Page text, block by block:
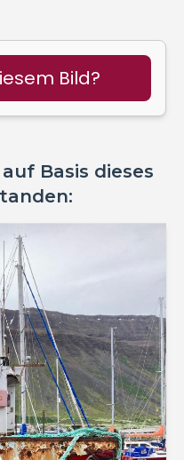
Bild?
Basis dieses